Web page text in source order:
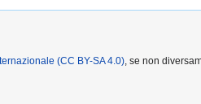
(CC BY-SA 4.0) , se non